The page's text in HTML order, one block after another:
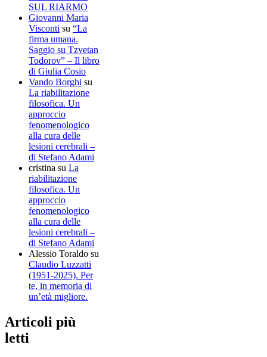
SUL RIARMO
Giovanni Maria
Visconti su “La
firma umana.
Saggio su Tzvetan
Todorov” – Il libro
di Giulia Cosio
Vando Borghi su
La riabilitazione
filosofica. Un
approccio
fenomenologico
alla cura delle
lesioni cerebrali –
di Stefano Adami
cristina su La
riabilitazione
filosofica. Un
approccio
fenomenologico
alla cura delle
lesioni cerebrali –
di Stefano Adami
Alessio Toraldo su
Claudio Luzzatti
(1951-2025). Per
te, in memoria di
un’età migliore.
Articoli più
letti